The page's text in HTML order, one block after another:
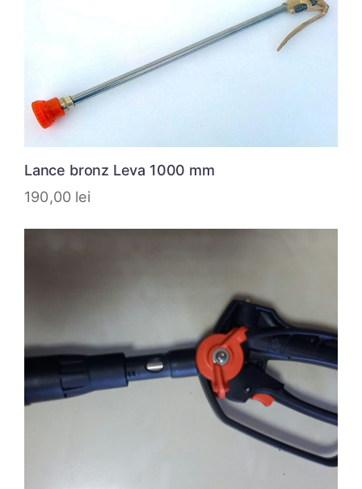
Lance bronz Leva 1000 mm
190,00 lei